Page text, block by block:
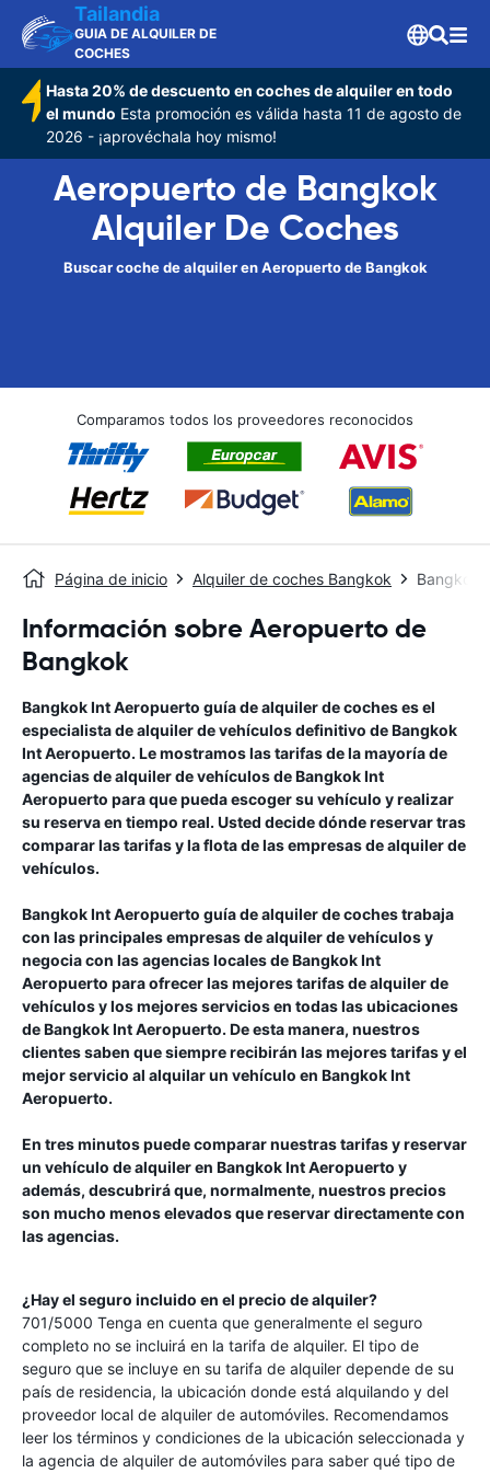
Tailandia
GUIA DE ALQUILER DE
COCHES
Hasta 20% de descuento en coches de alquiler en todo
el mundo Esta promoción es válida hasta 11 de agosto de
2026 - ¡aprovéchala hoy mismo!
Aeropuerto de Bangkok
Alquiler De Coches
Buscar coche de alquiler en Aeropuerto de Bangkok
Comparamos todos los proveedores reconocidos
Página de inicio Alquiler de coches Bangkok Bangkok
Información sobre Aeropuerto de
Bangkok
Bangkok Int Aeropuerto guía de alquiler de cocheses el
especialista de alquiler de vehículos definitivo deBangkok
Int Aeropuerto. Le mostramos las tarifas de la mayoría de
agencias de alquiler de vehículos deBangkok Int
Aeropuerto para que pueda escoger su vehículo y realizar
su reserva en tiempo real. Usted decide dónde reservar tras
comparar las tarifas y la flota de las empresas de alquiler de
vehículos.
Bangkok Int Aeropuerto guía de alquiler de cochestrabaja
con las principales empresas de alquiler de vehículos y
negocia con las agencias locales deBangkok Int
Aeropuerto para ofrecer las mejores tarifas de alquiler de
vehículos y los mejores servicios en todas las ubicaciones
deBangkok Int Aeropuerto. De esta manera, nuestros
clientes saben que siempre recibirán las mejores tarifas y el
mejor servicio al alquilar un vehículo en Bangkok Int
Aeropuerto.
En tres minutos puede comparar nuestras tarifas y reservar
un vehículo de alquiler en Bangkok Int Aeropuerto y
además, descubrirá que, normalmente, nuestros precios
son mucho menos elevados que reservar directamente con
las agencias.
¿Hay el seguro incluido en el precio de alquiler?
701/5000 Tenga en cuenta que generalmente el seguro
completo no se incluirá en la tarifa de alquiler. El tipo de
seguro que se incluye en su tarifa de alquiler depende de su
país de residencia, la ubicación donde está alquilando y del
proveedor local de alquiler de automóviles. Recomendamos
leer los términos y condiciones de la ubicación seleccionada y
la agencia de alquiler de automóviles para saber qué tipo de